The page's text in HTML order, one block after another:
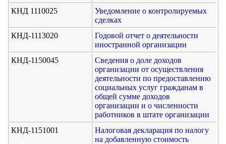
КНД 1110025
Уведомление о контролируемых
сделках
КНД-1113020
Годовой отчет о деятельности
иностранной организации
КНД-1150045
Сведения о доле доходов
организации от осуществления
деятельности по предоставлению
социальных услуг гражданам в
общей сумме доходов
организации и о численности
работников в штате организации
КНД-1151001
Налоговая декларация по налогу
на добавленную стоимость